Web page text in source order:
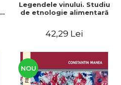
Legendele vinului. Studiu
de etnologie alimentară
42,29 Lei
NOU